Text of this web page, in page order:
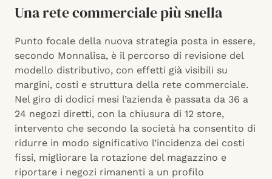
Una rete commerciale più snella
Punto focale della nuova strategia posta in essere,
secondo Monnalisa, è il percorso di revisione del
modello distributivo, con effetti già visibili su
margini, costi e struttura della rete commerciale.
Nel giro di dodici mesi l’azienda è passata da 36 a
24 negozi diretti, con la chiusura di 12 store,
intervento che secondo la società ha consentito di
ridurre in modo significativo l’incidenza dei costi
fissi, migliorare la rotazione del magazzino e
riportare i negozi rimanenti a un profilo